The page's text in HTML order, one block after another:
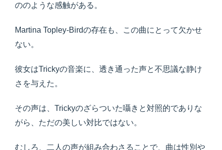
ののような感触がある。
Martina Topley-Birdの存在も、この曲にとって欠かせ
ない。
彼女はTrickyの音楽に、透き通った声と不思議な静け
さを与えた。
その声は、Trickyのざらついた囁きと対照的でありな
がら、ただの美しい対比ではない。
むしろ、二人の声が組み合わさることで、曲は性別や